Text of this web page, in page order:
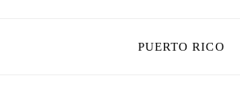
PUERTO RICO